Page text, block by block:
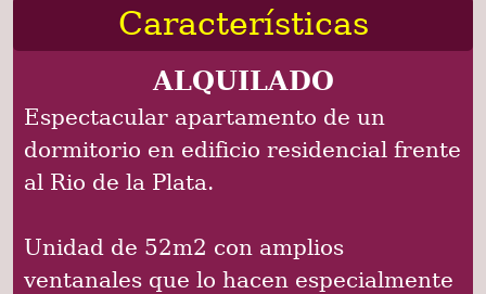
Características
ALQUILADO
Espectacular apartamento de un
dormitorio en edificio residencial frente
al Rio de la Plata.
Unidad de 52m2 con amplios
ventanales que lo hacen especialmente